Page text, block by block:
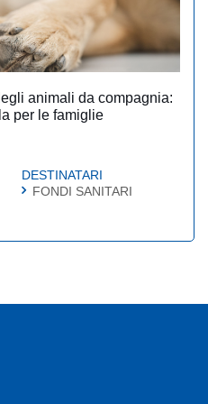
animali da compagnia:
per le famiglie
DESTINATARI
FONDI SANITARI